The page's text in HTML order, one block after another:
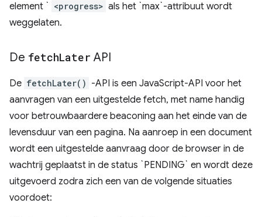
element ` <progress> als het `max`-attribuut wordt
weggelaten.
De fetchLater API
De fetchLater() -API is een JavaScript-API voor het
aanvragen van een uitgestelde fetch, met name handig
voor betrouwbaardere beaconing aan het einde van de
levensduur van een pagina. Na aanroep in een document
wordt een uitgestelde aanvraag door de browser in de
wachtrij geplaatst in de status `PENDING` en wordt deze
uitgevoerd zodra zich een van de volgende situaties
voordoet: